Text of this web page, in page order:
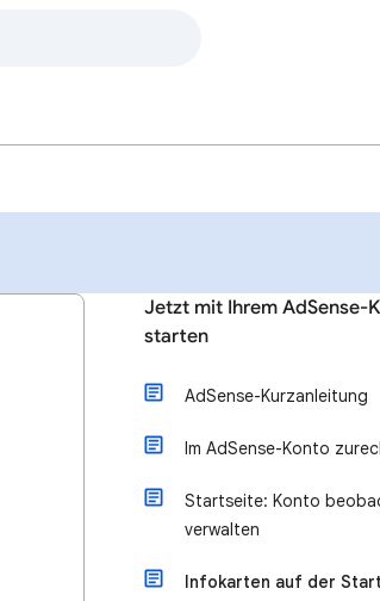
Jetzt mit Ihrem AdSense-
starten
AdSense-Kurzanleitung
Im AdSense-Konto
Startseite: Konto
verwalten
Infokarten auf der